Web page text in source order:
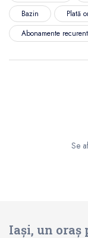
Bazin
Plată
Abonamente
Se
Iași, un oraș